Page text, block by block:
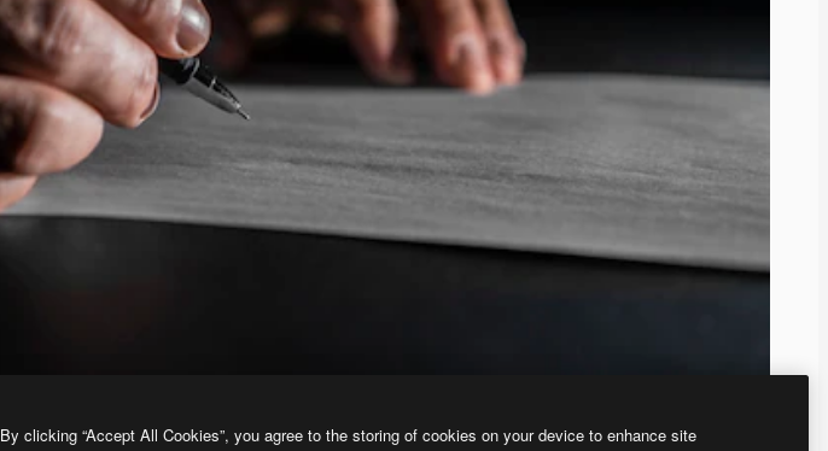
By clicking “Accept All Cookies”, you agree to the storing of cookies on your device to enhance site